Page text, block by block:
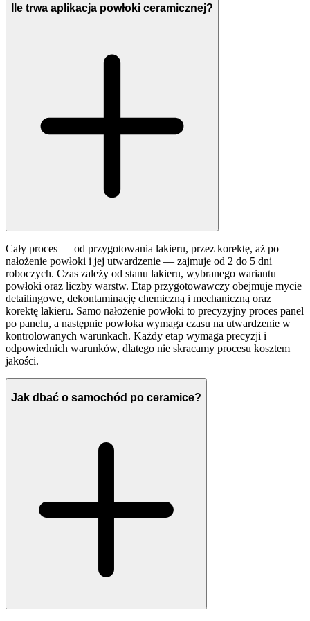
Ile trwa aplikacja powłoki ceramicznej?
Cały proces — od przygotowania lakieru, przez korektę, aż po
nałożenie powłoki i jej utwardzenie — zajmuje od 2 do 5 dni
roboczych. Czas zależy od stanu lakieru, wybranego wariantu
powłoki oraz liczby warstw. Etap przygotowawczy obejmuje mycie
detailingowe, dekontaminację chemiczną i mechaniczną oraz
korektę lakieru. Samo nałożenie powłoki to precyzyjny proces panel
po panelu, a następnie powłoka wymaga czasu na utwardzenie w
kontrolowanych warunkach. Każdy etap wymaga precyzji i
odpowiednich warunków, dlatego nie skracamy procesu kosztem
jakości.
Jak dbać o samochód po ceramice?